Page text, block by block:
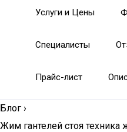
Услуги и Цены
Специалисты
Прайс-лист
Блог ›
Жим гантелей стоя техника